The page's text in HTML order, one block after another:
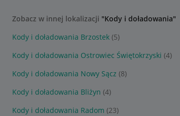
Zobacz w innej lokalizacji "Kody i doładowania"
Kody i doładowania Brzostek (5)
Kody i doładowania Ostrowiec Świętokrzyski (4)
Kody i doładowania Nowy Sącz (8)
Kody i doładowania Bliżyn (4)
Kody i doładowania Radom (23)